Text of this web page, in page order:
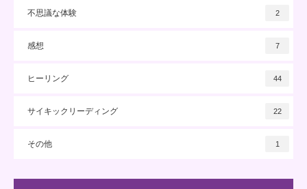
不思議な体験 2
感想 7
ヒーリング 44
サイキックリーディング 22
その他 1